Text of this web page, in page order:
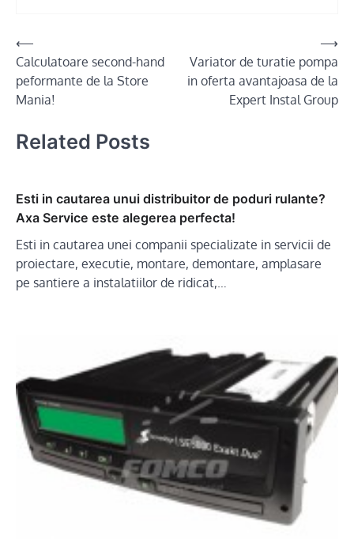
Post
navigation
⟵
Calculatoare second-hand
peformante de la Store
Mania!
Variator de turatie pompa
in oferta avantajoasa de la
Expert Instal Group
⟶
Related Posts
Esti in cautarea unui distribuitor de poduri rulante?
Axa Service este alegerea perfecta!
Esti in cautarea unei companii specializate in servicii de
proiectare, executie, montare, demontare, amplasare
pe santiere a instalatiilor de ridicat,…